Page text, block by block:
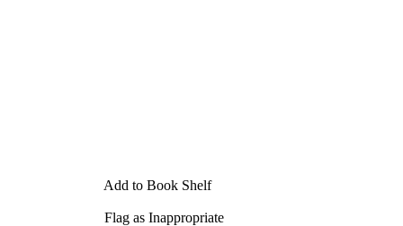
Add to Book Shelf
Flag as Inappropriate